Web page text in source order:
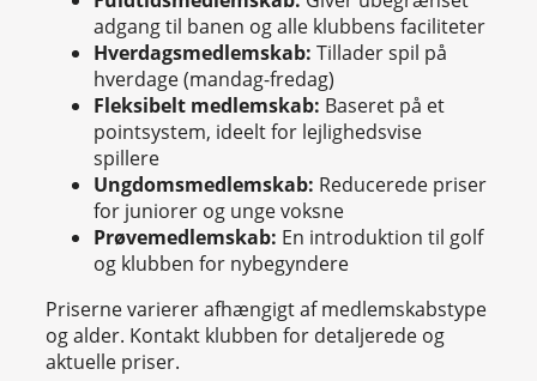
adgang til banen og alle klubbens faciliteter
Hverdagsmedlemskab: Tillader spil på
hverdage (mandag-fredag)
Fleksibelt medlemskab: Baseret på et
pointsystem, ideelt for lejlighedsvise
spillere
Ungdomsmedlemskab: Reducerede priser
for juniorer og unge voksne
Prøvemedlemskab: En introduktion til golf
og klubben for nybegyndere
Priserne varierer afhængigt af medlemskabstype
og alder. Kontakt klubben for detaljerede og
aktuelle priser.